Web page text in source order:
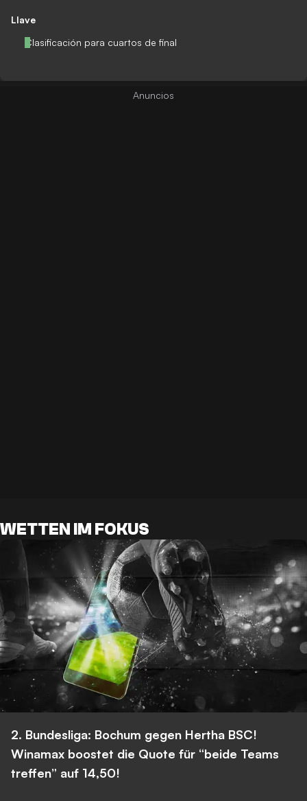
Llave
Clasificación para cuartos de final
WETTEN IM FOKUS
2. Bundesliga: Bochum gegen Hertha BSC!
Winamax boostet die Quote für “beide Teams
treffen” auf 14,50!